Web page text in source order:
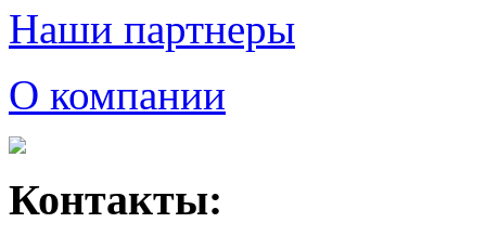
Наши партнеры
О компании
Контакты: